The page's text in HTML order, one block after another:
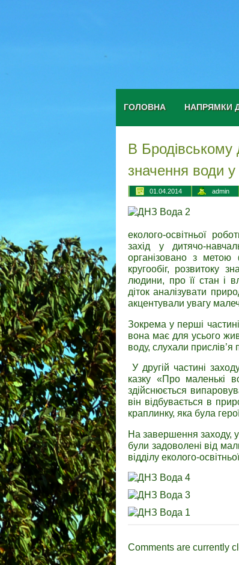
ГОЛОВНА НАПРЯМКИ
В Бродівському
значення води
01.04.2014 admin
еколого-освітньої
захід у дитячо-
організовано з метою
кругообіг, розвитоку
людини, про її стан і
діток аналізувати
акцентували увагу
Зокрема у перші
вона має для усього
воду, слухали прислів’я
У другій частині
казку «Про маленькі
здійснюється
він відбувається в
краплинку, яка була
На завершення заходу,
були задоволені від
відділу еколого-
Comments are currently